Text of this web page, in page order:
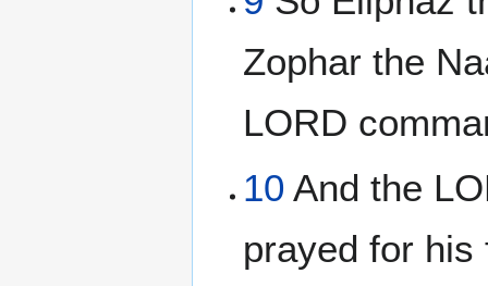
Zophar the
LORD
10 And the
prayed for